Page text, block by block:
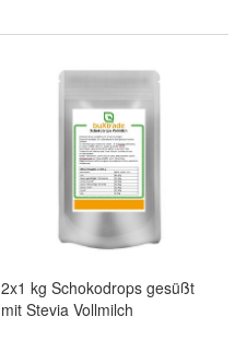
2x1 kg Schokodrops gesüßt
mit Stevia Vollmilch